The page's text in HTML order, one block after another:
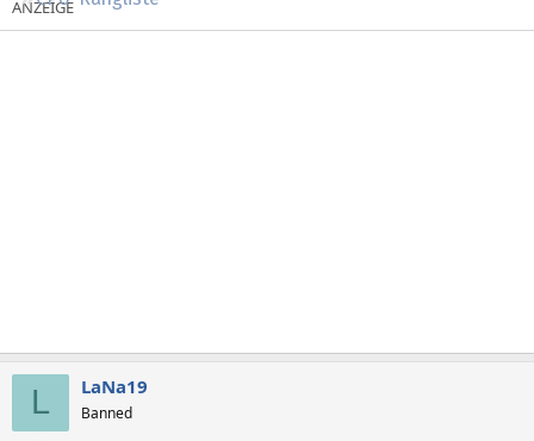
L LaNa19
Banned